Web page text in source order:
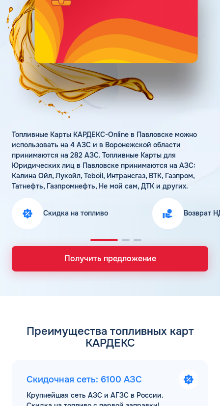
Статьи
Цена бензина и ДТ
Личный кабинет
Карта АЗС
Получить консультацию
Топливные Карты КАРДЕКС-Online в Павловске можно
использовать на 4 АЗС и в Воронежской области
принимаются на 282 АЗС. Топливные Карты для
Юридических лиц в Павловске принимаются на АЗС:
Калина Ойл, Лукойл, Teboil, Интрансгаз, ВТК, Газпром,
Татнефть, Газпромнефть, Не мой сам, ДТК и других.
Скидка на топливо Возврат
Получить предложение
Преимущества топливных карт
КАРДЕКС
Скидочная сеть: 6100 АЗС
Крупнейшая сеть АЗС и АГЗС в России.